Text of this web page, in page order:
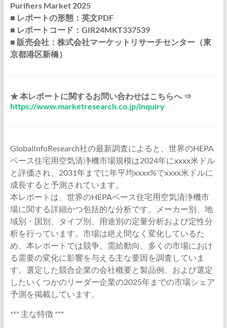
Purifiers Market 2025
■ レポートの形態：英文PDF
■ レポートコード：GIR24MKT337539
■ 販売会社：株式会社マーケットリサーチセンター（東
京都港区新橋）
★ 本レポートに関するお問い合わせはこちらへ ⇒
https://www.marketresearch.co.jp/inquiry
GlobalInfoResearch社の最新調査によると、世界のHEPA
ベース住宅用空気清浄機市場規模は2024年にxxxx米ドル
と評価され、2031年までに年平均xxxx%でxxxx米ドルに
成長すると予測されています。
本レポートは、世界のHEPAベース住宅用空気清浄機市
場に関する詳細かつ包括的な分析です。メーカー別、地
域別・国別、タイプ別、用途別の定量分析および定性分
析を行っています。市場は絶え間なく変化しているた
め、本レポートでは競争、需給動向、多くの市場におけ
る需要の変化に影響を与える主な要因を調査していま
す。選定した競合企業の会社概要と製品例、および選定
したいくつかのリーダー企業の2025年までの市場シェア
予測を掲載しています。
*** 主な特徴 ***